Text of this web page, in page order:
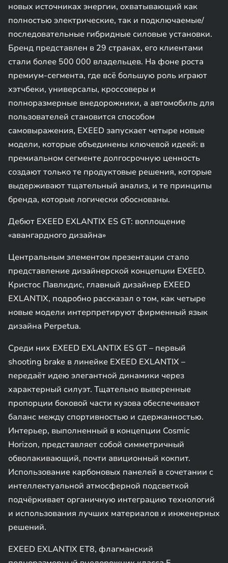
новых источниках энергии, охватывающий как
полностью электрические, так и подключаемые/
последовательные гибридные силовые установки.
Бренд представлен в 29 странах, его клиентами
стали более 500 000 владельцев. На фоне роста
премиум-сегмента, где всё большую роль играют
хэтчбеки, универсалы, кроссоверы и
полноразмерные внедорожники, а автомобиль для
пользователей становится способом
самовыражения, EXEED запускает четыре новые
модели, которые объединены ключевой идеей: в
премиальном сегменте долгосрочную ценность
создают только те продуктовые решения, которые
выдерживают тщательный анализ, и те принципы
бренда, которые логически обоснованы.
Дебют EXEED EXLANTIX ES GT: воплощение
«авангардного дизайна»
Центральным элементом презентации стало
представление дизайнерской концепции EXEED.
Кристос Павлидис, главный дизайнер EXEED
EXLANTIX, подробно рассказал о том, как четыре
новые модели интерпретируют фирменный язык
дизайна Perpetua.
Среди них EXEED EXLANTIX ES GT – первый
shooting brake в линейке EXEED EXLANTIX –
передаёт идею элегантной динамики через
характерный силуэт. Тщательно выверенные
пропорции боковой части кузова обеспечивают
баланс между спортивностью и сдержанностью.
Интерьер, выполненный в концепции Cosmic
Horizon, представляет собой симметричный
обволакивающий, почти авиционный кокпит.
Использование карбоновых панелей в сочетании с
интеллектуальной атмосферной подсветкой
подчёркивает органичную интеграцию технологий
и использования лучших материалов и инженерных
решений.
EXEED EXLANTIX ET8, флагманский